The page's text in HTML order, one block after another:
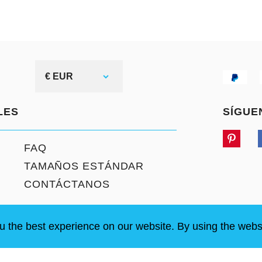
€ EUR
FAQ
TAMAÑOS ESTÁNDAR
CONTÁCTANOS
reservados
the best experience on our website. By using the